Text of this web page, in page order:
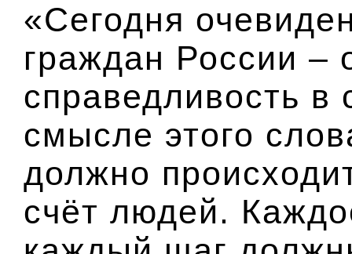
«Сегодня
граждан России –
справедливость
смысле этого
должно
счёт людей.